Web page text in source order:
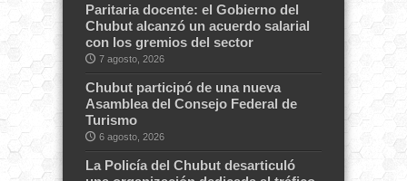
Paritaria docente: el Gobierno del
Chubut alcanzó un acuerdo salarial
con los gremios del sector
7 agosto, 2026
Chubut participó de una nueva
Asamblea del Consejo Federal de
Turismo
6 agosto, 2026
La Policía del Chubut desarticuló